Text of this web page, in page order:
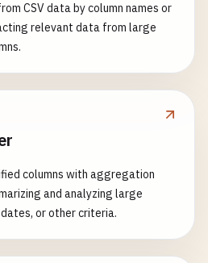
CSV data by column names or
relevant data from large
columns with aggregation
and analyzing large
or other criteria.